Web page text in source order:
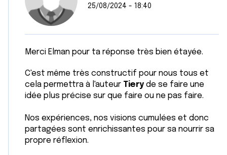
25/08/2024 - 18:40
Merci Elman pour ta réponse très bien étayée.
C'est même très constructif pour nous tous et
cela permettra à l'auteur Tiery de se faire une
idée plus précise sur que faire ou ne pas faire.
Nos expériences, nos visions cumulées et donc
partagées sont enrichissantes pour sa nourrir sa
propre réflexion.